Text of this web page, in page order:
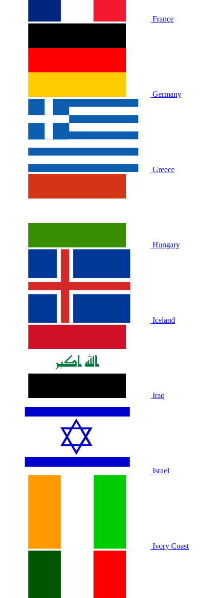
France
Germany
Greece
Hungary
Iceland
Iraq
Israel
Ivory Coast